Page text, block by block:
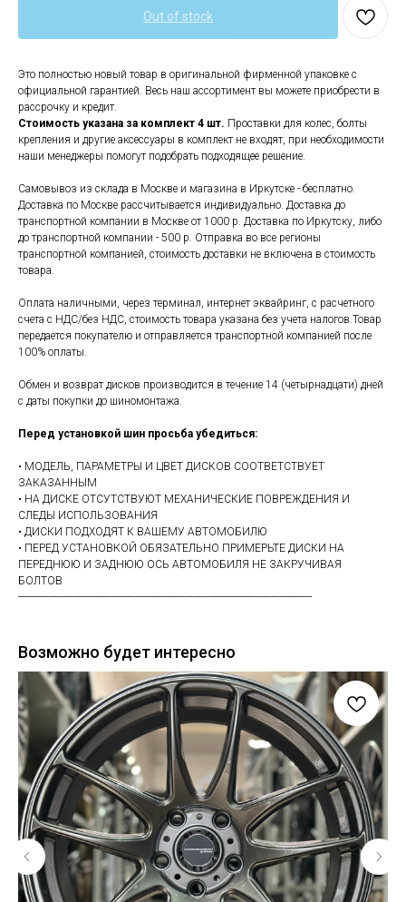
Out of stock
Это полностью новый товар в оригинальной фирменной упаковке с
официальной гарантией. Весь наш ассортимент вы можете приобрести в
рассрочку и кредит.
Стоимость указана за комплект 4 шт. Проставки для колес, болты
крепления и другие аксессуары в комплект не входят, при необходимости
наши менеджеры помогут подобрать подходящее решение.
Самовывоз из склада в Москве и магазина в Иркутске - бесплатно.
Доставка по Москве рассчитывается индивидуально. Доставка до
транспортной компании в Москве от 1000 р. Доставка по Иркутску, либо
до транспортной компании - 500 р. Отправка во все регионы
транспортной компанией, стоимость доставки не включена в стоимость
товара.
Оплата наличными, через терминал, интернет эквайринг, с расчетного
счета с НДС/без НДС, стоимость товара указана без учета налогов.Товар
передается покупателю и отправляется транспортной компанией после
100% оплаты.
Обмен и возврат дисков производится в течение 14 (четырнадцати) дней
с даты покупки до шиномонтажа.
Перед установкой шин просьба убедиться:
• МОДЕЛЬ, ПАРАМЕТРЫ И ЦВЕТ ДИСКОВ СООТВЕТСТВУЕТ
ЗАКАЗАННЫМ
• НА ДИСКЕ ОТСУТСТВУЮТ МЕХАНИЧЕСКИЕ ПОВРЕЖДЕНИЯ И
СЛЕДЫ ИСПОЛЬЗОВАНИЯ
• ДИСКИ ПОДХОДЯТ К ВАШЕМУ АВТОМОБИЛЮ
• ПЕРЕД УСТАНОВКОЙ ОБЯЗАТЕЛЬНО ПРИМЕРЬТЕ ДИСКИ НА
ПЕРЕДНЮЮ И ЗАДНЮЮ ОСЬ АВТОМОБИЛЯ НЕ ЗАКРУЧИВАЯ
БОЛТОВ
------------------------------------------------------------------------------------------------------------
Возможно будет интересно